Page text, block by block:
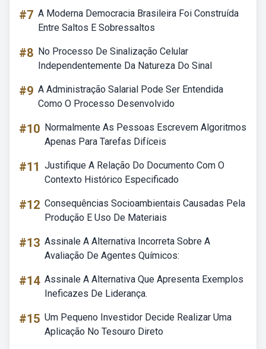
#7 A Moderna Democracia Brasileira Foi Construída
Entre Saltos E Sobressaltos
#8 No Processo De Sinalização Celular
Independentemente Da Natureza Do Sinal
#9 A Administração Salarial Pode Ser Entendida
Como O Processo Desenvolvido
#10 Normalmente As Pessoas Escrevem Algoritmos
Apenas Para Tarefas Difíceis
#11 Justifique A Relação Do Documento Com O
Contexto Histórico Especificado
#12 Consequências Socioambientais Causadas Pela
Produção E Uso De Materiais
#13 Assinale A Alternativa Incorreta Sobre A
Avaliação De Agentes Químicos:
#14 Assinale A Alternativa Que Apresenta Exemplos
Ineficazes De Liderança.
#15 Um Pequeno Investidor Decide Realizar Uma
Aplicação No Tesouro Direto